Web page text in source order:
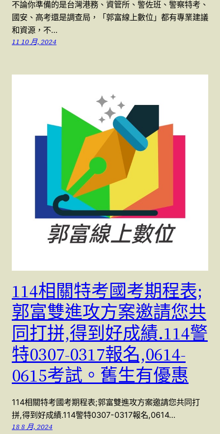
不論你準備的是台灣港務、資管所、警佐班、警察特考、
國安、高考還是調查局，「郭富線上數位」都有專業建議
和資源，不…
11 10 月, 2024
114相關特考國考期程表;
郭富雙進攻方案邀請您共
同打拼,得到好成績.114警
特0307-0317報名,0614-
0615考試。舊生有優惠
114相關特考國考期程表;郭富雙進攻方案邀請您共同打
拼,得到好成績.114警特0307-0317報名,0614…
18 8 月, 2024